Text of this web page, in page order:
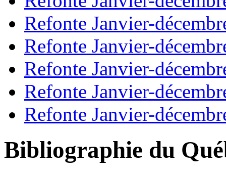
Refonte Janvier-
Refonte Janvier-
Refonte Janvier-
Refonte Janvier-
Refonte Janvier-
Bibliographie du